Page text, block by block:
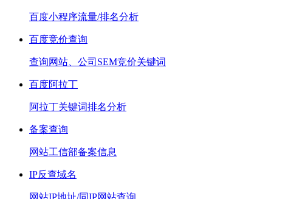
百度小程序流量/排名分析
百度竞价查询
查询网站、公司SEM竞价关键词
百度阿拉丁
阿拉丁关键词排名分析
备案查询
网站工信部备案信息
IP反查域名
网站IP地址/同IP网站查询